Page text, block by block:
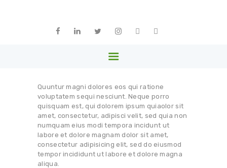
ARPHARMA
ՄԵՐ ՄԱՍԻՆ
ԳՈՐԾԸՆԿԵՐՆԵՐ
ԳՐԱԴԱՐԱՆ
ՊԱՏԿԵՐԱՍՐԱՀ
ԿԱՊ
ՀԱՅԵՐԵՆ
Quuntur magni dolores eos qui ratione
voluptatem sequi nesciunt. Neque porro
quisquam est, qui dolorem ipsum quiaolor sit
amet, consectetur, adipisci velit, sed quia non
numquam eius modi tempora incidunt ut
labore et dolore magnam dolor sit amet,
consectetur adipisicing elit, sed do eiusmod
tempor incididunt ut labore et dolore magna
aliqua.